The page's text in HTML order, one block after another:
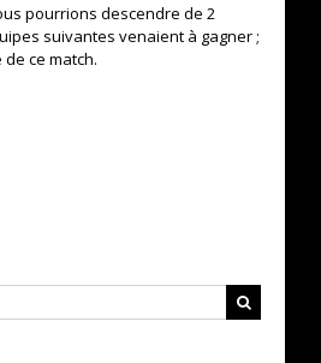
pourrions descendre de 2
suivantes venaient à gagner ;
de ce match.